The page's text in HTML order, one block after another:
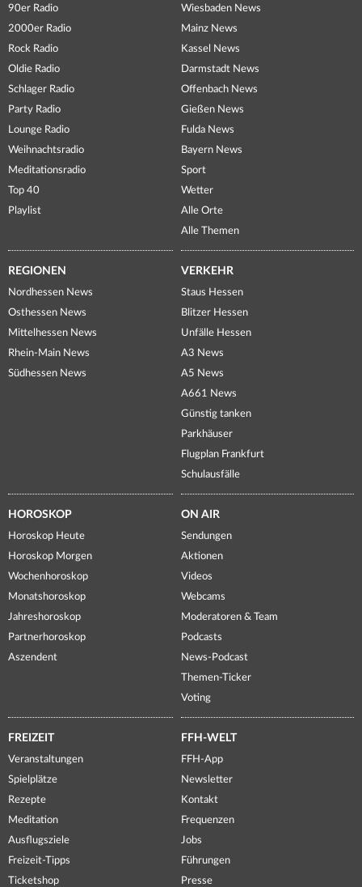
90er Radio
2000er Radio
Rock Radio
Oldie Radio
Schlager Radio
Party Radio
Lounge Radio
Weihnachtsradio
Meditationsradio
Top 40
Playlist
Wiesbaden News
Mainz News
Kassel News
Darmstadt News
Offenbach News
Gießen News
Fulda News
Bayern News
Sport
Wetter
Alle Orte
Alle Themen
REGIONEN
Nordhessen News
Osthessen News
Mittelhessen News
Rhein-Main News
Südhessen News
VERKEHR
Staus Hessen
Blitzer Hessen
Unfälle Hessen
A3 News
A5 News
A661 News
Günstig tanken
Parkhäuser
Flugplan Frankfurt
Schulausfälle
HOROSKOP
Horoskop Heute
Horoskop Morgen
Wochenhoroskop
Monatshoroskop
Jahreshoroskop
Partnerhoroskop
Aszendent
ON AIR
Sendungen
Aktionen
Videos
Webcams
Moderatoren & Team
Podcasts
News-Podcast
Themen-Ticker
Voting
FREIZEIT
Veranstaltungen
Spielplätze
Rezepte
Meditation
Ausflugsziele
Freizeit-Tipps
Ticketshop
FFH-WELT
FFH-App
Newsletter
Kontakt
Frequenzen
Jobs
Führungen
Presse